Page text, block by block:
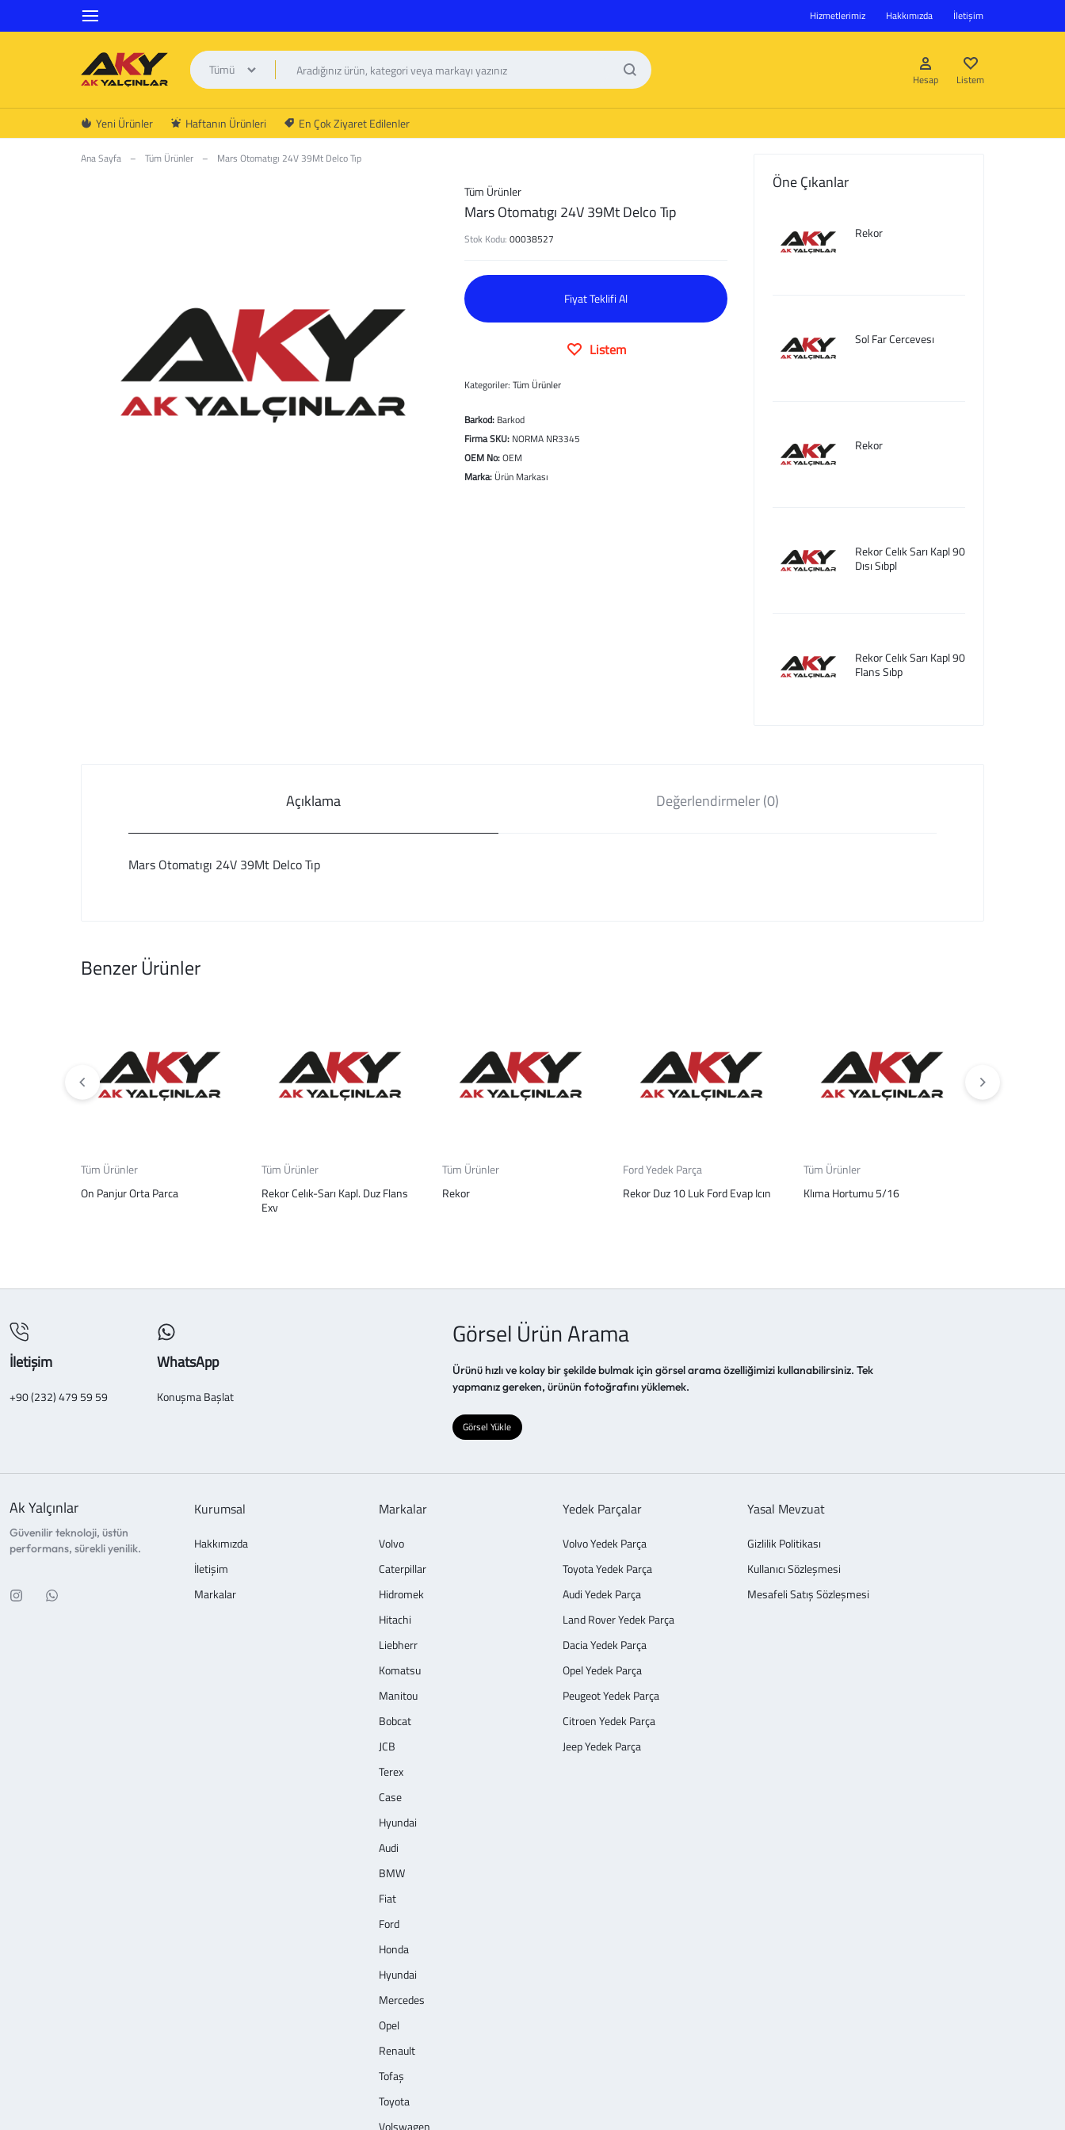
Hizmetlerimiz Hakkımızda İletişim
AK
YALÇINLAR
Tümü
Hesap Listem
Yeni Ürünler Haftanın Ürünleri En Çok Ziyaret Edilenler
Ana Sayfa – Tüm Ürünler – Mars Otomatıgı 24V 39Mt Delco Tıp
Tüm Ürünler
Mars Otomatıgı 24V 39Mt Delco Tıp
Stok Kodu:00038527
Fiyat Teklifi Al
Listem
Kategoriler:Tüm Ürünler
Barkod: Barkod
Firma SKU: NORMA NR3345
OEM No:OEM
Marka: Ürün Markası
Öne Çıkanlar
Rekor
Sol Far Cercevesı
Rekor
Rekor Celık Sarı Kapl 90
Dısı Sıbpl
Rekor Celık Sarı Kapl 90
Flans Sıbp
Açıklama Değerlendirmeler (0)
Mars Otomatıgı 24V 39Mt Delco Tıp
Benzer Ürünler
Tüm Ürünler
On Panjur Orta Parca
Tüm Ürünler
Rekor Celık-Sarı Kapl. Duz Flans
Exv
Tüm Ürünler
Rekor
Ford Yedek Parça
Rekor Duz 10 Luk Ford Evap Icın
Tüm Ürünler
Klıma Hortumu 5/16
İletişim
+90 (232) 479 59 59
WhatsApp
Konuşma Başlat
Görsel Ürün Arama
Ürünü hızlı ve kolay bir şekilde bulmak için görsel arama özelliğimizi kullanabilirsiniz. Tek
yapmanız gereken, ürünün fotoğrafını yüklemek.
Görsel Yükle
Ak Yalçınlar
Güvenilir teknoloji, üstün
performans, sürekli yenilik.
Kurumsal
Hakkımızda
İletişim
Markalar
Markalar
Volvo
Caterpillar
Hidromek
Hitachi
Liebherr
Komatsu
Manitou
Bobcat
JCB
Terex
Case
Hyundai
Audi
BMW
Fiat
Ford
Honda
Hyundai
Mercedes
Opel
Renault
Tofaş
Toyota
Volswagen
Yedek Parçalar
Volvo Yedek Parça
Toyota Yedek Parça
Audi Yedek Parça
Land Rover Yedek Parça
Dacia Yedek Parça
Opel Yedek Parça
Peugeot Yedek Parça
Citroen Yedek Parça
Jeep Yedek Parça
Yasal Mevzuat
Gizlilik Politikası
Kullanıcı Sözleşmesi
Mesafeli Satış Sözleşmesi